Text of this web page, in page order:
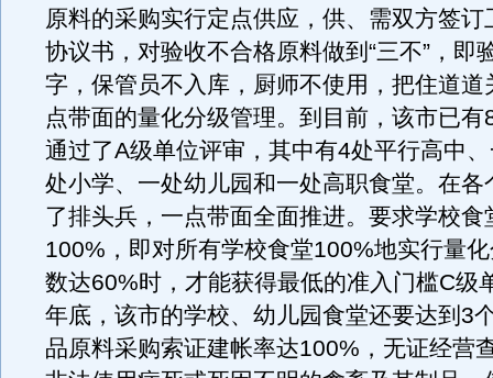
原料的采购实行定点供应，供、需双方签订
协议书，对验收不合格原料做到“三不”，即
字，保管员不入库，厨师不使用，把住道道
点带面的量化分级管理。到目前，该市已有
通过了A级单位评审，其中有4处平行高中
处小学、一处幼儿园和一处高职食堂。在各
了排头兵，一点带面全面推进。要求学校食
100%，即对所有学校食堂100%地实行量
数达60%时，才能获得最低的准入门槛C级
年底，该市的学校、幼儿园食堂还要达到3
品原料采购索证建帐率达100%，无证经营